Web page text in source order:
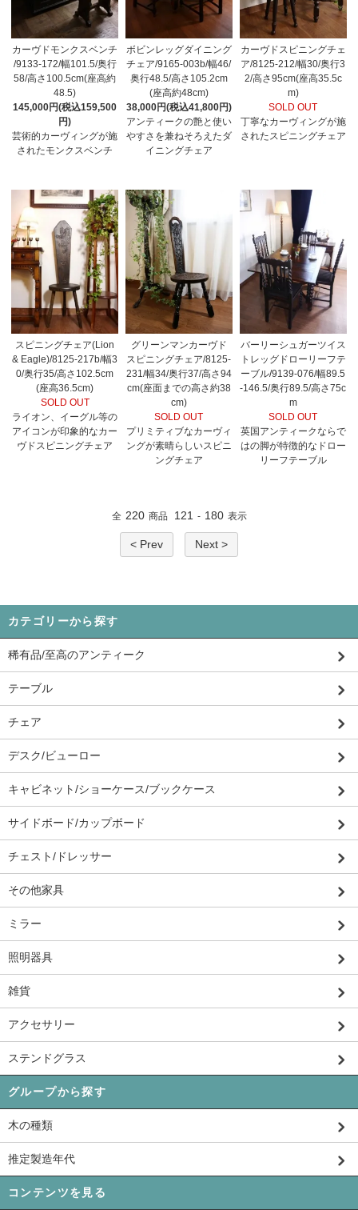
カーヴドモンクスベンチ
/9133-172/幅101.5/奥行
58/高さ100.5cm(座高約
48.5)
145,000円(税込159,500
円)
芸術的カーヴィングが施
されたモンクスベンチ
ボビンレッグダイニング
チェア/9165-003b/幅46/
奥行48.5/高さ105.2cm
(座高約48cm)
38,000円(税込41,800円)
アンティークの艶と使い
やすさを兼ねそろえたダ
イニングチェア
カーヴドスピニングチェ
ア/8125-212/幅30/奥行3
2/高さ95cm(座高35.5c
m)
SOLD OUT
丁寧なカーヴィングが施
されたスピニングチェア
スピニングチェア(Lion
& Eagle)/8125-217b/幅3
0/奥行35/高さ102.5cm
(座高36.5cm)
SOLD OUT
ライオン、イーグル等の
アイコンが印象的なカー
ヴドスピニングチェア
グリーンマンカーヴド
スピニングチェア/8125-
231/幅34/奥行37/高さ94
cm(座面までの高さ約38
cm)
SOLD OUT
プリミティブなカーヴィ
ングが素晴らしいスピニ
ングチェア
バーリーシュガーツイス
トレッグドローリーフテ
ーブル/9139-076/幅89.5
-146.5/奥行89.5/高さ75c
m
SOLD OUT
英国アンティークならで
はの脚が特徴的なドロー
リーフテーブル
全 220 商品 121 - 180 表示
< Prev Next >
カテゴリーから探す
稀有品/至高のアンティーク
テーブル
チェア
デスク/ビューロー
キャビネット/ショーケース/ブックケース
サイドボード/カップボード
チェスト/ドレッサー
その他家具
ミラー
照明器具
雑貨
アクセサリー
ステンドグラス
グループから探す
木の種類
推定製造年代
コンテンツを見る